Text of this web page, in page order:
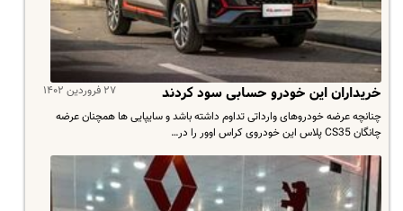
۲۷ فروردین ۱۴۰۲ خریداران این خودرو حسابی سود کردند
چنانچه عرضه خودروهای وارداتی تداوم داشته باشد و سایپایی ها همچنان عرضه
چانگان CS35 پلاس این خودروی کراس اوور را در…